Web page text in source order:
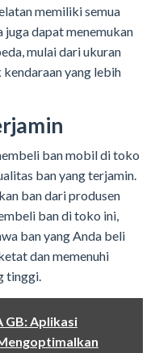
memiliki semua
juga dapat menemukan
mulai dari ukuran
yang lebih
ban mobil di toko
ban yang terjamin.
ban dari produsen
ban di toko ini,
ban yang Anda beli
dan memenuhi
tinggi.
GB: Aplikasi